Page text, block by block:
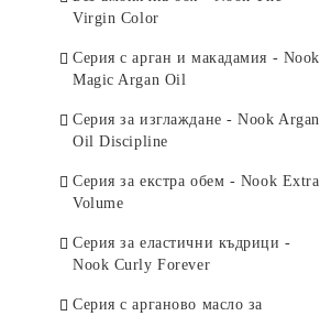
Argan Pro-Age - Серия с арганово
Kromask Intense - Оцветяващи
Shecare Glazed - Ламинираща
Keratin - Серия с кератин за
Shecare - Серия за суха и
Virgin Color
Серия с арган и макадамия - Nook
Magic Argan Oil
Серия за изглаждане - Nook Argan
Oil Discipline
Серия за екстра обем - Nook Extra
Volume
Серия за еластични къдрици -
Nook Curly Forever
Серия с арганово масло за